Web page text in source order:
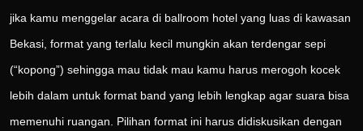
jika kamu menggelar acara di ballroom hotel yang luas di kawasan
Bekasi, format yang terlalu kecil mungkin akan terdengar sepi
(“kopong”) sehingga mau tidak mau kamu harus merogoh kocek
lebih dalam untuk format band yang lebih lengkap agar suara bisa
memenuhi ruangan. Pilihan format ini harus didiskusikan dengan